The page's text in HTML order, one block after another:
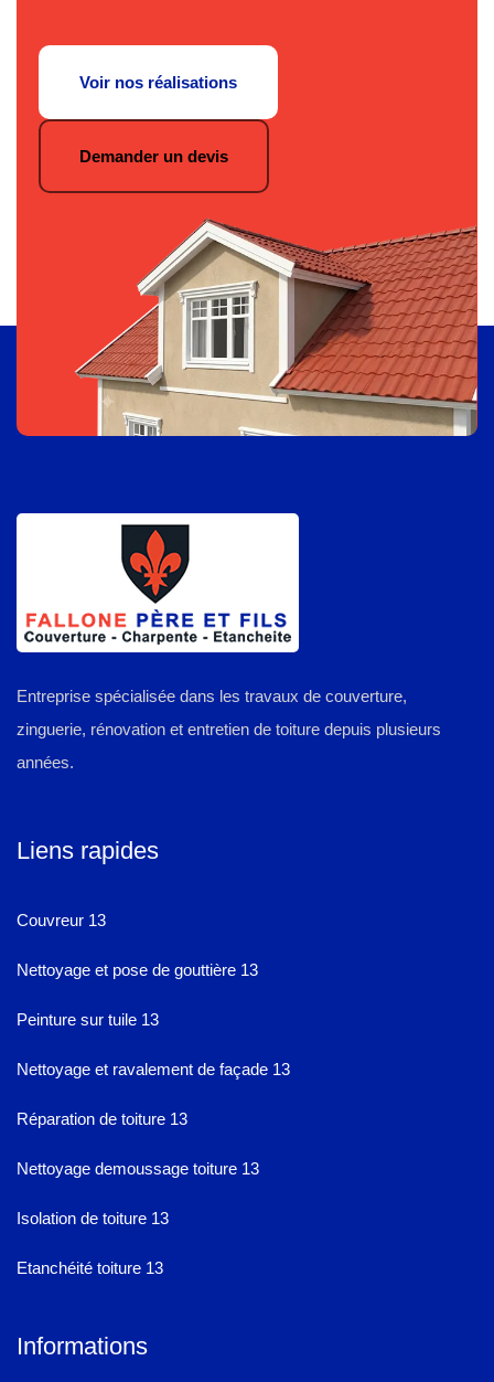
Voir nos réalisations
Demander un devis
Entreprise spécialisée dans les travaux de couverture,
zinguerie, rénovation et entretien de toiture depuis plusieurs
années.
Liens rapides
Couvreur 13
Nettoyage et pose de gouttière 13
Peinture sur tuile 13
Nettoyage et ravalement de façade 13
Réparation de toiture 13
Nettoyage demoussage toiture 13
Isolation de toiture 13
Etanchéité toiture 13
Informations